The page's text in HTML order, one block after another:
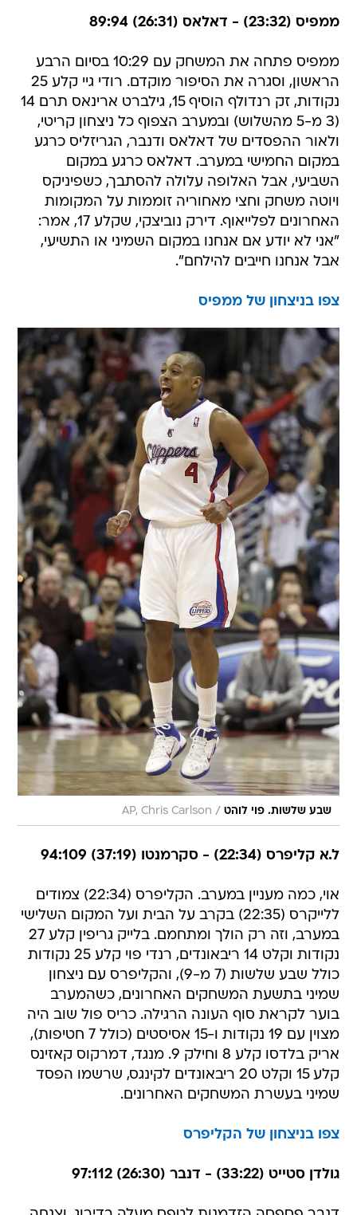
ממפיס (23:32) - דאלאס (26:31) 89:94
ממפיס פתחה את המשחק עם 10:29 בסיום הרבע
הראשון, וסגרה את הסיפור מוקדם. רודי גיי קלע 25
נקודות, זק רנדולף הוסיף 15, גילברט ארינאס תרם 14
(3 מ-5 מהשלוש) ובמערב הצפוף כל ניצחון קריטי,
ולאור ההפסדים של דאלאס ודנבר, הגריזליס כרגע
במקום החמישי במערב. דאלאס כרגע במקום
השביעי, אבל האלופה עלולה להסתבך, כשפיניקס
ויוטה משחק וחצי מאחוריה זוממות על המקומות
האחרונים לפלייאוף. דירק נוביצקי, שקלע 17, אמר:
"אני לא יודע אם אנחנו במקום השמיני או התשיעי,
אבל אנחנו חייבים להילחם".
צפו בניצחון של ממפיס
שבע שלשות. פוי לוהט /
AP, Chris Carlson
ל.א קליפרס (22:34) - סקרמנטו (37:19) 94:109
אוי, כמה מעניין במערב. הקליפרס (22:34) צמודים
ללייקרס (22:35) בקרב על הבית ועל המקום השלישי
במערב, וזה רק הולך ומתחמם. בלייק גריפין קלע 27
נקודות וקלט 14 ריבאונדים, רנדי פוי קלע 25 נקודות
כולל שבע שלשות (7 מ-9), והקליפרס עם ניצחון
שמיני בתשעת המשחקים האחרונים, כשהמערב
בוער לקראת סוף העונה הרגילה. כריס פול שוב היה
מצוין עם 19 נקודות ו-15 אסיסטים (כולל 7 חטיפות),
אריק בלדסו קלע 8 וחילק 9. מנגד, דמרקוס קאזינס
קלע 15 וקלט 20 ריבאונדים לקינגס, שרשמו הפסד
שמיני בעשרת המשחקים האחרונים.
צפו בניצחון של הקליפרס
גולדן סטייט (33:22) - דנבר (26:30) 97:112